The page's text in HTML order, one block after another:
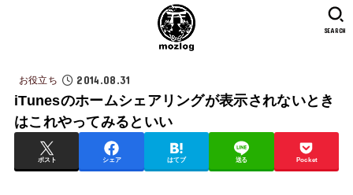
SEARCH
お役立ち 2014.08.31
iTunesのホームシェアリングが表示されないとき
はこれやってみるといい
ポスト シェア はてブ 送る Pocket